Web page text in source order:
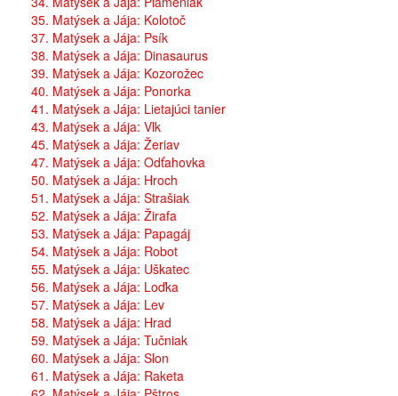
35. Matýsek a Jája: Kolotoč
37. Matýsek a Jája: Psík
38. Matýsek a Jája: Dinasaurus
39. Matýsek a Jája: Kozorožec
40. Matýsek a Jája: Ponorka
41. Matýsek a Jája: Lietajúci tanier
43. Matýsek a Jája: Vlk
45. Matýsek a Jája: Žeriav
47. Matýsek a Jája: Odťahovka
50. Matýsek a Jája: Hroch
51. Matýsek a Jája: Strašiak
52. Matýsek a Jája: Žirafa
53. Matýsek a Jája: Papagáj
54. Matýsek a Jája: Robot
55. Matýsek a Jája: Uškatec
56. Matýsek a Jája: Loďka
57. Matýsek a Jája: Lev
58. Matýsek a Jája: Hrad
59. Matýsek a Jája: Tučniak
60. Matýsek a Jája: Slon
61. Matýsek a Jája: Raketa